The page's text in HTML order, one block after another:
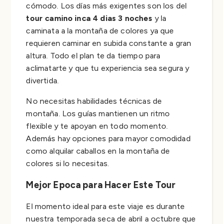
cómodo. Los días más exigentes son los del
tour camino inca 4 dias 3 noches y la
caminata a la montaña de colores ya que
requieren caminar en subida constante a gran
altura. Todo el plan te da tiempo para
aclimatarte y que tu experiencia sea segura y
divertida.
No necesitas habilidades técnicas de
montaña. Los guías mantienen un ritmo
flexible y te apoyan en todo momento.
Además hay opciones para mayor comodidad
como alquilar caballos en la montaña de
colores si lo necesitas.
Mejor Epoca para Hacer Este Tour
El momento ideal para este viaje es durante
nuestra temporada seca de abril a octubre que